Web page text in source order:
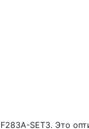
SET3. Это